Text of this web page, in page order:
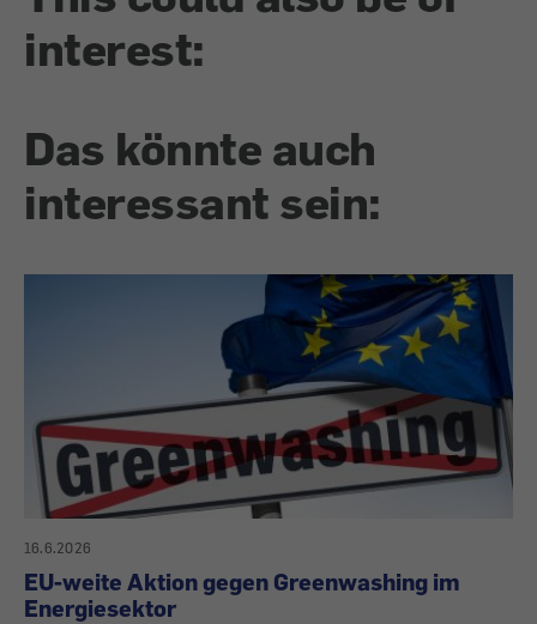
interest:
Das könnte auch
interessant sein:
16.6.2026
EU-weite Aktion gegen Greenwashing im
Energiesektor